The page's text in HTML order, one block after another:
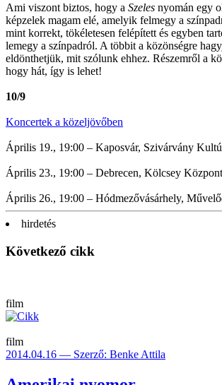
Ami viszont biztos, hogy a Szeles nyomán egy
képzelek magam elé, amelyik felmegy a
mint korrekt, tökéletesen felépített és egyben
lemegy a színpadról. A többit a közönségre
eldönthetjük, mit szólunk ehhez. Részemről a
hogy hát, így is lehet!
10/9
Koncertek a közeljövőben
Április 19., 19:00 – Kaposvár, Szivárvány
Április 23., 19:00 – Debrecen, Kölcsey Központ
Április 26., 19:00 – Hódmezővásárhely,
hirdetés
Következő cikk
film
film
2014.04.16 — Szerző: Benke Attila